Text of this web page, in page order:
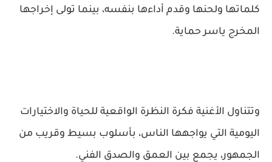
كلماتها ولحنها وقدم أداءها بنفسه، بينما تولى إخراجها
المخرج ياسر حماية.
وتتناول الأغنية فكرة النظرة الواقعية للحياة والاختيارات
اليومية التي يواجهها الناس، بأسلوب بسيط وقريب من
الجمهور، يجمع بين العمق والصدق الفني.